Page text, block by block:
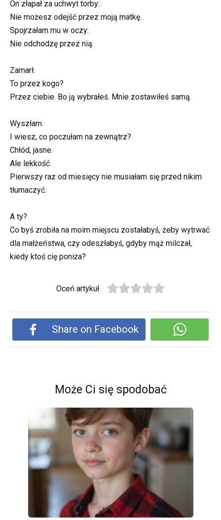
On złapał za uchwyt torby:
Nie możesz odejść przez moją matkę.
Spojrzałam mu w oczy:
Nie odchodzę przez nią.
Zamarł:
To przez kogo?
Przez ciebie. Bo ją wybrałeś. Mnie zostawiłeś samą.
Wyszłam.
I wiesz, co poczułam na zewnątrz?
Chłód, jasne.
Ale lekkość.
Pierwszy raz od miesięcy nie musiałam się przed nikim
tłumaczyć.
A ty?
Co byś zrobiła na moim miejscu zostałabyś, żeby wytrwać
dla małżeństwa, czy odeszłabyś, gdyby mąż milczał,
kiedy ktoś cię poniża?
Oceń artykuł
Share on Facebook
Może Ci się spodobać